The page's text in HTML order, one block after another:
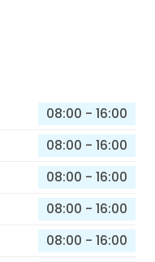
08:00 - 16:00
08:00 - 16:00
08:00 - 16:00
08:00 - 16:00
08:00 - 16:00